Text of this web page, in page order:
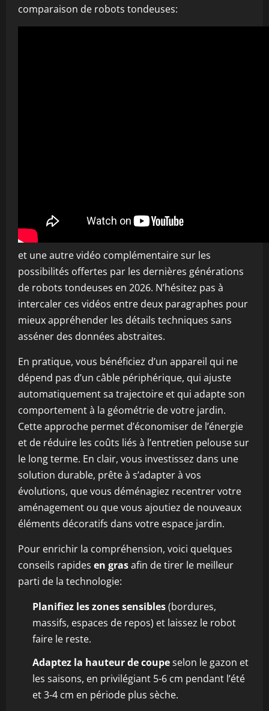
comparaison de robots tondeuses:
et une autre vidéo complémentaire sur les
possibilités offertes par les dernières générations
de robots tondeuses en 2026. N’hésitez pas à
intercaler ces vidéos entre deux paragraphes pour
mieux appréhender les détails techniques sans
asséner des données abstraites.
En pratique, vous bénéficiez d’un appareil qui ne
dépend pas d’un câble périphérique, qui ajuste
automatiquement sa trajectoire et qui adapte son
comportement à la géométrie de votre jardin.
Cette approche permet d’économiser de l’énergie
et de réduire les coûts liés à l’entretien pelouse sur
le long terme. En clair, vous investissez dans une
solution durable, prête à s’adapter à vos
évolutions, que vous déménagiez recentrer votre
aménagement ou que vous ajoutiez de nouveaux
éléments décoratifs dans votre espace jardin.
Pour enrichir la compréhension, voici quelques
conseils rapides en grasafin de tirer le meilleur
parti de la technologie:
Planifiez les zones sensibles(bordures,
massifs, espaces de repos) et laissez le robot
faire le reste.
Adaptez la hauteur de coupeselon le gazon et
les saisons, en privilégiant 5-6 cm pendant l’été
et 3-4 cm en période plus sèche.